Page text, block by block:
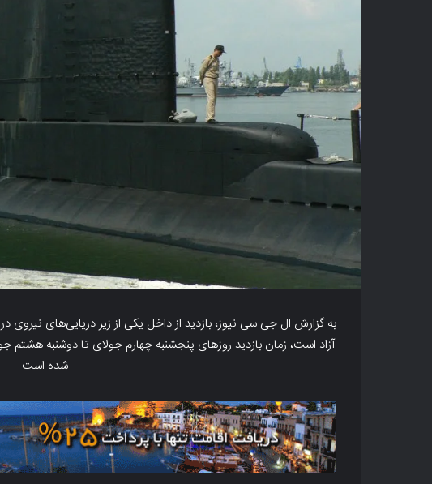
به گزارش ال جی سی نیوز، بازدید از داخل یکی از زیر دریایی‌های نیروی
آزاد است، زمان بازدید روزهای پنجشنبه چهارم جولای تا دوشنبه هشتم
شده است